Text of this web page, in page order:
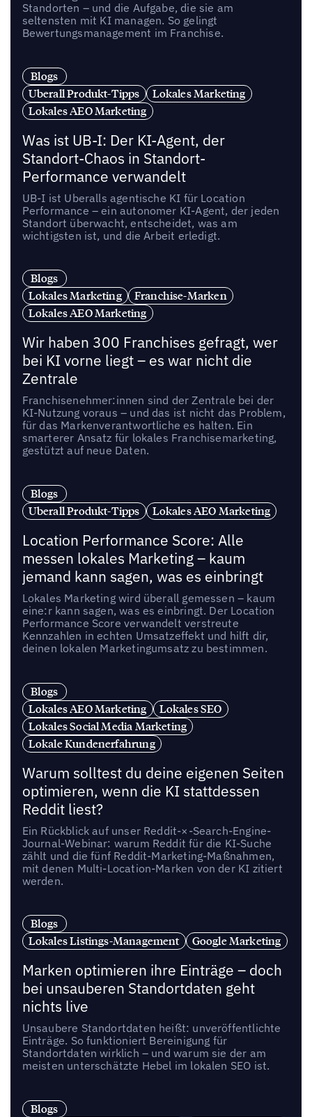
Standorten – und die Aufgabe, die sie am
seltensten mit KI managen. So gelingt
Bewertungsmanagement im Franchise.
Blogs
Uberall Produkt-Tipps
Lokales Marketing
Lokales AEO Marketing
Was ist UB-I: Der KI-Agent, der
Standort-Chaos in Standort-
Performance verwandelt
UB-I ist Uberalls agentische KI für Location
Performance – ein autonomer KI-Agent, der jeden
Standort überwacht, entscheidet, was am
wichtigsten ist, und die Arbeit erledigt.
Blogs
Lokales Marketing
Franchise-Marken
Lokales AEO Marketing
Wir haben 300 Franchises gefragt, wer
bei KI vorne liegt – es war nicht die
Zentrale
Franchisenehmer:innen sind der Zentrale bei der
KI-Nutzung voraus – und das ist nicht das Problem,
für das Markenverantwortliche es halten. Ein
smarterer Ansatz für lokales Franchisemarketing,
gestützt auf neue Daten.
Blogs
Uberall Produkt-Tipps
Lokales AEO Marketing
Location Performance Score: Alle
messen lokales Marketing – kaum
jemand kann sagen, was es einbringt
Lokales Marketing wird überall gemessen – kaum
eine:r kann sagen, was es einbringt. Der Location
Performance Score verwandelt verstreute
Kennzahlen in echten Umsatzeffekt und hilft dir,
deinen lokalen Marketingumsatz zu bestimmen.
Blogs
Lokales AEO Marketing
Lokales SEO
Lokales Social Media Marketing
Lokale Kundenerfahrung
Warum solltest du deine eigenen Seiten
optimieren, wenn die KI stattdessen
Reddit liest?
Ein Rückblick auf unser Reddit-×-Search-Engine-
Journal-Webinar: warum Reddit für die KI-Suche
zählt und die fünf Reddit-Marketing-Maßnahmen,
mit denen Multi-Location-Marken von der KI zitiert
werden.
Blogs
Lokales Listings-Management
Google Marketing
Marken optimieren ihre Einträge – doch
bei unsauberen Standortdaten geht
nichts live
Unsaubere Standortdaten heißt: unveröffentlichte
Einträge. So funktioniert Bereinigung für
Standortdaten wirklich – und warum sie der am
meisten unterschätzte Hebel im lokalen SEO ist.
Blogs